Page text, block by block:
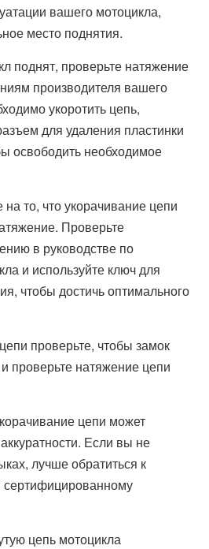
вашего мотоцикла,
место поднятия.
поднят, проверьте натяжение
производителя вашего
укоротить цепь,
для удаления пластинки
освободить необходимое
то, что укорачивание цепи
Проверьте
в руководстве по
и используйте ключ для
чтобы достичь оптимального
проверьте, чтобы замок
проверьте натяжение цепи
цепи может
Если вы не
лучше обратиться к
цепь мотоцикла